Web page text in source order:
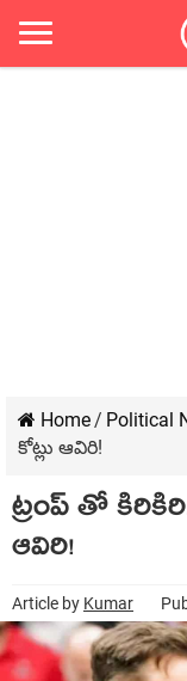
Home/ Political
కోట్లు ఆవిరి!
ట్రంప్ తో
ఆవిరి!
Article by Kumar